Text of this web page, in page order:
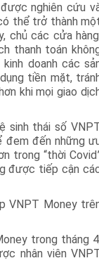
nghiên cứu
thể trở thành
chủ các cửa
thanh toán
doanh các
tiền mặt,
khi mọi giao
sinh thái số
đem đến những
trong “thời
được tiếp cận
VNPT Money
trong tháng
nhân viên